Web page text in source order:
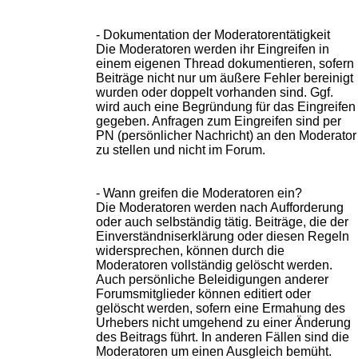
- Dokumentation der Moderatorentätigkeit
Die Moderatoren werden ihr Eingreifen in
einem eigenen Thread dokumentieren, sofern
Beiträge nicht nur um äußere Fehler bereinigt
wurden oder doppelt vorhanden sind. Ggf.
wird auch eine Begründung für das Eingreifen
gegeben. Anfragen zum Eingreifen sind per
PN (persönlicher Nachricht) an den Moderator
zu stellen und nicht im Forum.
- Wann greifen die Moderatoren ein?
Die Moderatoren werden nach Aufforderung
oder auch selbständig tätig. Beiträge, die der
Einverständniserklärung oder diesen Regeln
widersprechen, können durch die
Moderatoren vollständig gelöscht werden.
Auch persönliche Beleidigungen anderer
Forumsmitglieder können editiert oder
gelöscht werden, sofern eine Ermahung des
Urhebers nicht umgehend zu einer Änderung
des Beitrags führt. In anderen Fällen sind die
Moderatoren um einen Ausgleich bemüht.